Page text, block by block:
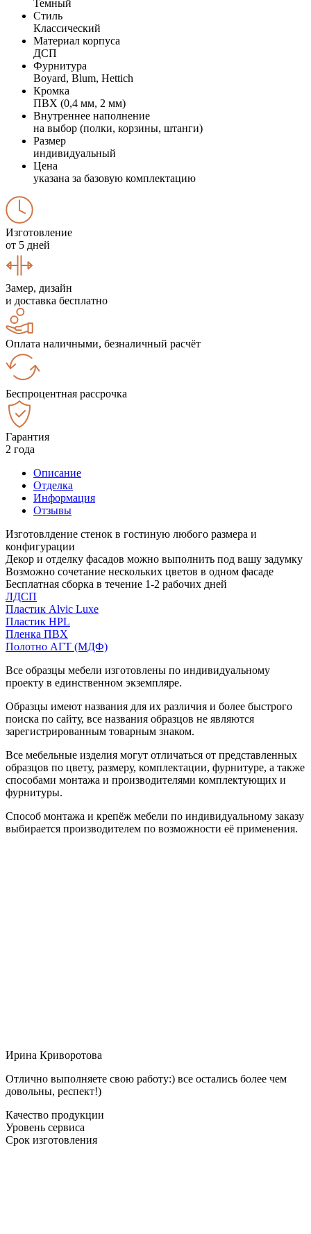
Темный
Стиль
Классический
Материал корпуса
ДСП
Фурнитура
Boyard, Blum, Hettich
Кромка
ПВХ (0,4 мм, 2 мм)
Внутреннее наполнение
на выбор (полки, корзины, штанги)
Размер
индивидуальный
Цена
указана за базовую комплектацию
Изготовление
от 5 дней
Замер, дизайн
и доставка бесплатно
Оплата наличными, безналичный расчёт
Беспроцентная рассрочка
Гарантия
2 года
Описание
Отделка
Информация
Отзывы
Изготовлдение стенок в гостиную любого размера и
конфигурации
Декор и отделку фасадов можно выполнить под вашу задумку
Возможно сочетание нескольких цветов в одном фасаде
Бесплатная сборка в течение 1-2 рабочих дней
ЛДСП
Пластик Alvic Luxe
Пластик HPL
Пленка ПВХ
Полотно АГТ (МДФ)
Все образцы мебели изготовлены по индивидуальному
проекту в единственном экземпляре.
Образцы имеют названия для их различия и более быстрого
поиска по сайту, все названия образцов не являются
зарегистрированным товарным знаком.
Все мебельные изделия могут отличаться от представленных
образцов по цвету, размеру, комплектации, фурнитуре, а также
способами монтажа и производителями комплектующих и
фурнитуры.
Способ монтажа и крепёж мебели по индивидуальному заказу
выбирается производителем по возможности её применения.
Ирина Криворотова
Отлично выполняете свою работу:) все остались более чем
довольны, респект!)
Качество продукции
Уровень сервиса
Срок изготовления